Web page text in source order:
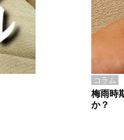
コラム
梅雨時
か？